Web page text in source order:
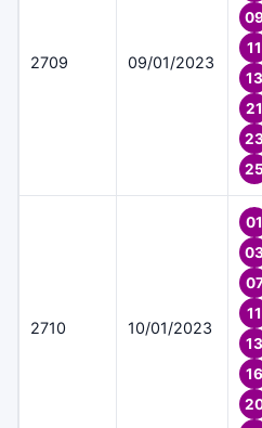
2709 09/01/2023
11
13
21
25
2710 10/01/2023
01
11
13
16